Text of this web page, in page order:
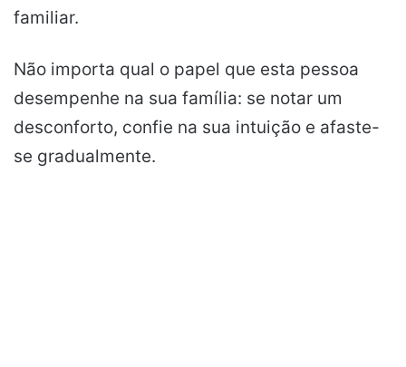
familiar.
Não importa qual o papel que esta pessoa
desempenhe na sua família: se notar um
desconforto, confie na sua intuição e afaste-
se gradualmente.